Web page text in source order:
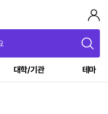
대학/기관 테마